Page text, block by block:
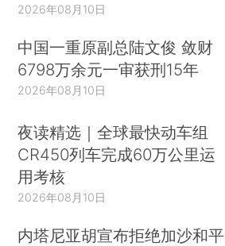
2026年08月10日
中国一重原副总陆文俊 敛财
6798万余元一审获刑15年
2026年08月10日
夜读精选｜全球最快动车组
CR450列车完成60万公里运
用考核
2026年08月10日
内塔尼亚胡宣布拒绝加沙和平